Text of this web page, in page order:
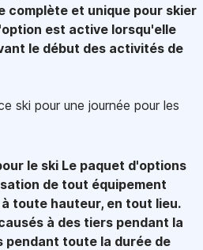
complète et unique pour skier
est active lorsqu'elle
le début des activités de
ski pour une journée pour les
le ski Le paquet d'options
de tout équipement
toute hauteur, en tout lieu.
à des tiers pendant la
pendant toute la durée de